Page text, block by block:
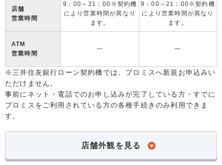
店舗
営業時間
9：00～21：00※契約機
により営業時間が異なり
ます。
9：00～21：00※契約機
により営業時間が異なり
ます。
ATM
営業時間
― ―
※三井住友銀行ローン契約機では、プロミスへ新規お申込みい
ただけません。
事前にネット・電話でのお申し込みが完了している方・すでに
プロミスをご利用されている方の各種手続きのみ利用できま
す。
店舗外観を見る